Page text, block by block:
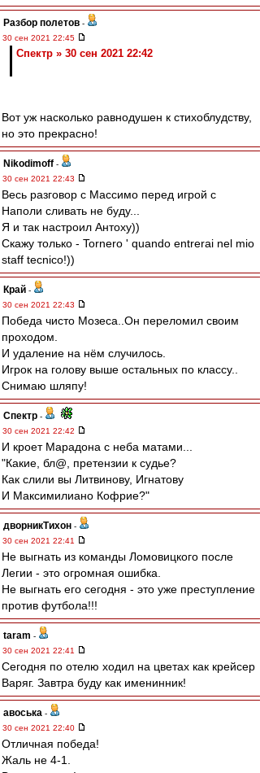
Разбор полетов -
30 сен 2021 22:45
Спектр » 30 сен 2021 22:42
Вот уж насколько равнодушен к стихоблудству,
но это прекрасно!
Nikodimoff -
30 сен 2021 22:43
Весь разговор с Массимо перед игрой с
Наполи сливать не буду...
Я и так настроил Антоху))
Скажу только - Tornero ' quando entrerai nel mio
staff tecnico!))
Край -
30 сен 2021 22:43
Победа чисто Мозеса..Он переломил своим
проходом.
И удаление на нём случилось.
Игрок на голову выше остальных по классу..
Снимаю шляпу!
Спектр -
30 сен 2021 22:42
И кроет Марадона с неба матами...
"Какие, бл@, претензии к судье?
Как слили вы Литвинову, Игнатову
И Максимилиано Кофрие?"
дворникТихон -
30 сен 2021 22:41
Не выгнать из команды Ломовицкого после
Легии - это огромная ошибка.
Не выгнать его сегодня - это уже преступление
против футбола!!!
taram -
30 сен 2021 22:41
Сегодня по отелю ходил на цветах как крейсер
Варяг. Завтра буду как именинник!
авоська -
30 сен 2021 22:40
Отличная победа!
Жаль не 4-1.